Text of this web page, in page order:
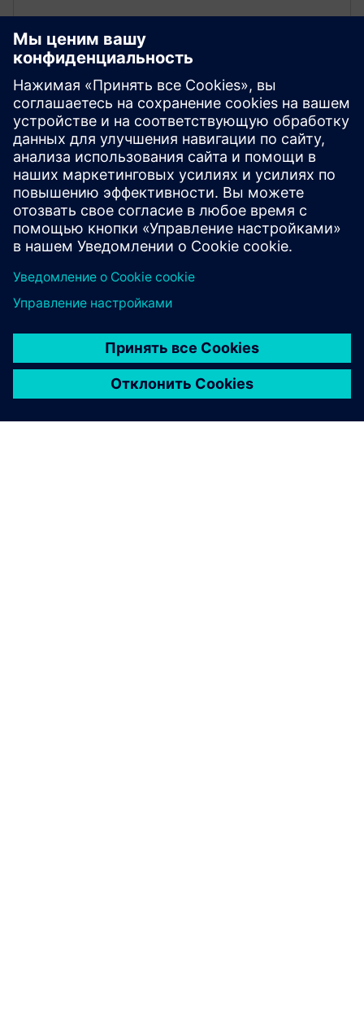
Анализируйте трафик
PROFINET
С помощью SINEC Traffic Analyzer фиксируйте
события PNIO, выявляйте узкие места и
принимайте меры до того, как проблемы
повлияют на производство.